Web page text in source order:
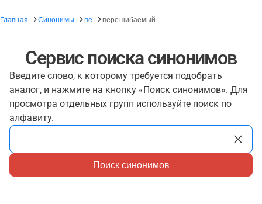
Главная Синонимы пе перешибаемый
Сервис поиска синонимов
Введите слово, к которому требуется подобрать
аналог, и нажмите на кнопку «Поиск синонимов». Для
просмотра отдельных групп используйте поиск по
алфавиту.
Поиск синонимов